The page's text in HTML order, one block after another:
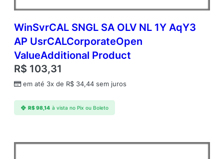
WinSvrCAL SNGL SA OLV NL 1Y AqY3
AP UsrCALCorporateOpen
ValueAdditional Product
R$ 103,31
em até 3x de R$ 34,44 sem juros
R$98,14 à vista no Pix ou Boleto